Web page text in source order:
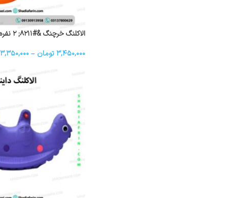
الاکلنگ خرچنگ &#۸۲۱۱; ۲ نفره
۳,۴۵۰,۰۰۰ تومان –۳,۳۵۰,۰۰۰